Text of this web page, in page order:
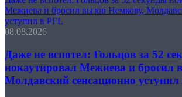
Межиева и бросил вызов Немкову,
уступил в PFL
08.08.2026
Даже не вспотел: Гольцов за 52
нокаутировал Межиева и бросил
Молдавский сенсационно